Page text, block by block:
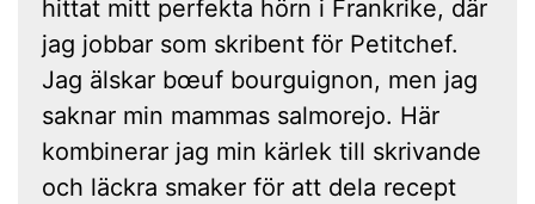
hittat mitt perfekta hörn i Frankrike, där
jag jobbar som skribent för Petitchef.
Jag älskar bœuf bourguignon, men jag
saknar min mammas salmorejo. Här
kombinerar jag min kärlek till skrivande
och läckra smaker för att dela recept